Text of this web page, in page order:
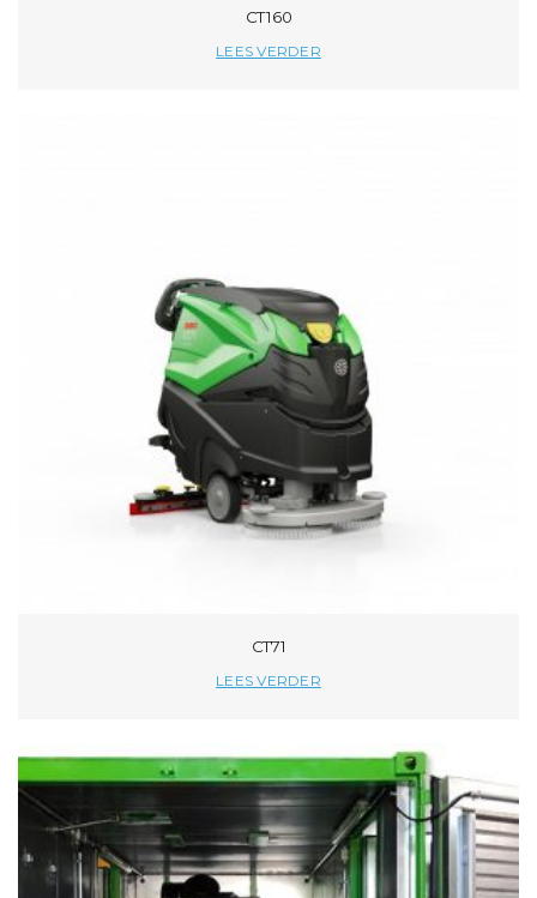
CT160
LEES VERDER
CT71
LEES VERDER